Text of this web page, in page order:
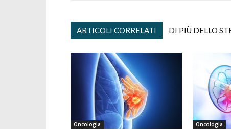
ARTICOLI CORRELATI DI PIÙ DELLO
Oncologia Oncologia